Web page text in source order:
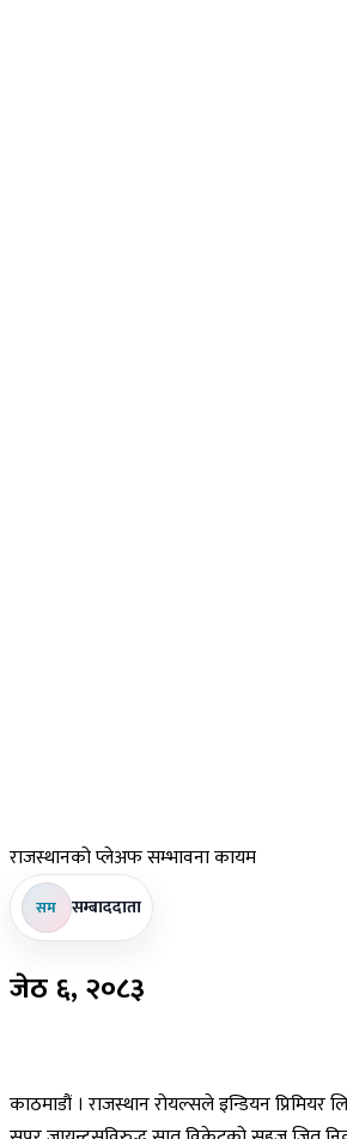
राजस्थानकोप्लेअफ सम्भावना कायम
सम सम्बाददाता
जेठ ६, २०८३
काठमाडौं । राजस्थान रोयल्सले इन्डियन